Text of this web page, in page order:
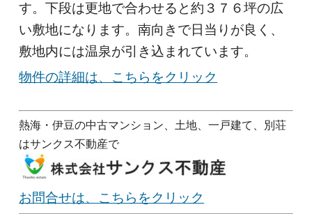
す。下段は更地で合わせると約３７６坪の広
い敷地になります。南向きで日当りが良く、
敷地内には温泉が引き込まれています。
物件の詳細は、こちらをクリック
熱海・伊豆の中古マンション、土地、一戸建て、別荘
はサンクス不動産で
お問合せは、こちらをクリック